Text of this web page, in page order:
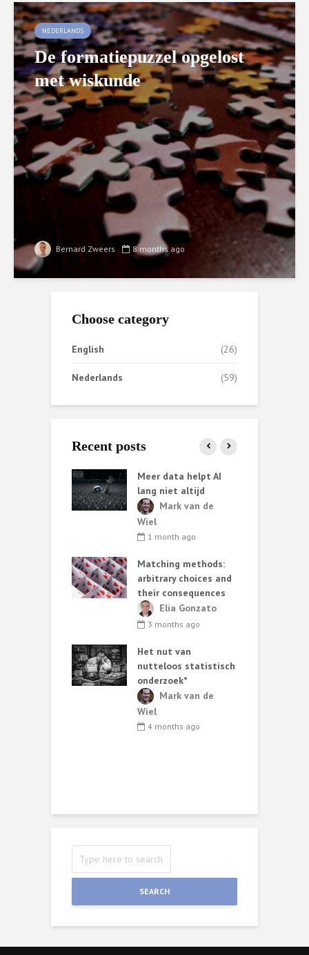
NEDERLANDS
De formatiepuzzel opgelost
met wiskunde
Bernard Zweers 8 months ago
Choose category
English (26)
Nederlands (59)
Recent posts
Meer data helpt AI
lang niet altijd
Mark van de
Wiel
1 month ago
Matching methods:
arbitrary choices and
their consequences
Elia Gonzato
3 months ago
Het nut van
nutteloos statistisch
onderzoek*
Mark van de
Wiel
4 months ago
SEARCH